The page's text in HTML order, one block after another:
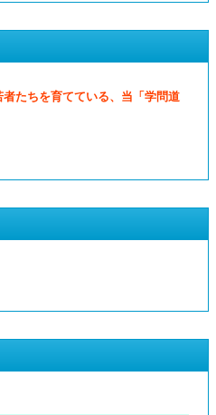
たちを育てている、当「学問道